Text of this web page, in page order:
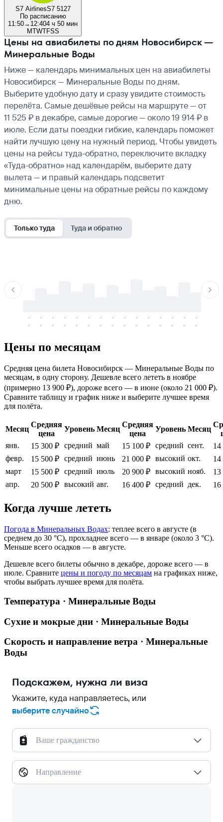
S7 AirlinesS7 5127
По расписанию
11:50→ 12:404 ч 50 мин
MTWTFSS
Цены на авиабилеты по дням Новосибирск —
Минеральные Воды
Ниже — календарь минимальных цен на авиабилеты
Новосибирск — Минеральные Воды по дням.
Выберите удобную дату и сразу увидите стоимость
перелёта. Самые дешёвые рейсы на маршруте — от
11 525 ₽ в декабре, самые дорогие — около 19 914 ₽ в
июле. Если даты поездки гибкие, календарь поможет
найти лучшую цену на нужный период. Чтобы увидеть
цены на рейсы туда-обратно, переключите вкладку
«Туда-обратно» над календарём, выберите дату
вылета — и правый календарь подсветит
минимальные цены на обратные рейсы по каждому
дню.
Только туда Туда и обратно
-
-
-
-
-
-
-
-
-
-
-
-
-
-
-
-
-
-
-
-
-
-
-
-
-
-
-
-
-
-
Цены по месяцам
Средняя цена билета Новосибирск — Минеральные Воды по
месяцам, в одну сторону. Дешевле всего лететь в ноябре
(примерно 13 900 ₽), дороже всего — в июне (около 21 000 ₽).
Сравните таблицу и график ниже и выберите лучшее время
для полёта.
Месяц
Средняя
цена
Уровень Месяц
Средняя
цена
Уровень Месяц
янв.
15 300 ₽ средний май 15 100 ₽ средний сент.
14
февр.
15 500 ₽ средний июнь 21 000 ₽ высокий окт.
14
март
15 500 ₽ средний июль 20 900 ₽ высокий нояб.
13
апр.
20 500 ₽ высокий авг. 16 400 ₽ средний дек. 16
Когда лучше лететь
Погода в Минеральных Водах: теплее всего в августе (в
среднем до 30 °C), прохладнее всего — в январе (около 3 °C).
Меньше всего осадков — в августе.
Дешевле всего билеты обычно в декабре, дороже всего — в
июле. Сравните цены и погоду по месяцам на графиках ниже,
чтобы выбрать лучшее время для полёта.
Температура · Минеральные Воды
Сухие и мокрые дни · Минеральные Воды
Скорость и направление ветра · Минеральные
Воды
Подскажем, нужна ли виза
Укажите, куда направляетесь, или
выберите случайно
Ваше гражданство
Направление